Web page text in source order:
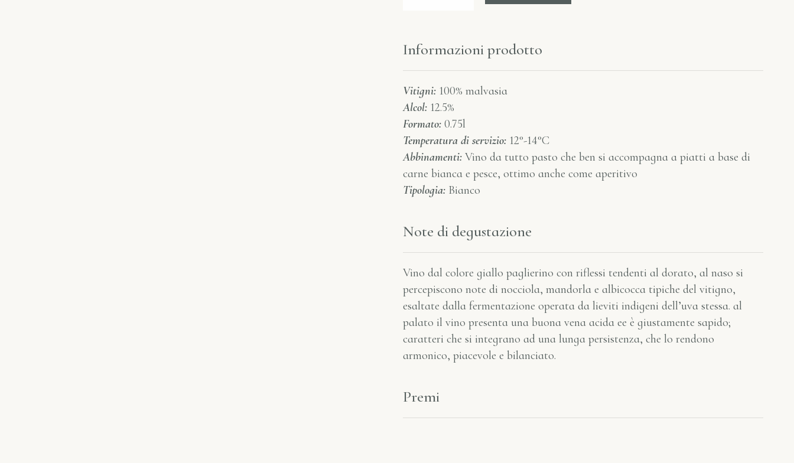
Informazioni prodotto
Vitigni: 100% malvasia
Alcol: 12.5%
Formato: 0.75l
Temperatura di servizio: 12°-14°C
Abbinamenti: Vino da tutto pasto che ben si accompagna a piatti a base di
carne bianca e pesce, ottimo anche come aperitivo
Tipologia: Bianco
Note di degustazione
Vino dal colore giallo paglierino con riflessi tendenti al dorato, al naso si
percepiscono note di nocciola, mandorla e albicocca tipiche del vitigno,
esaltate dalla fermentazione operata da lieviti indigeni dell’uva stessa. al
palato il vino presenta una buona vena acida ee è giustamente sapido;
caratteri che si integrano ad una lunga persistenza, che lo rendono
armonico, piacevole e bilanciato.
Premi